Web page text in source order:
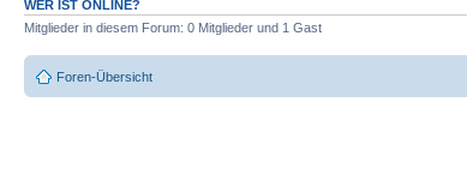
WER IST ONLINE?
Mitglieder in diesem Forum: 0 Mitglieder und 1 Gast
Foren-Übersicht